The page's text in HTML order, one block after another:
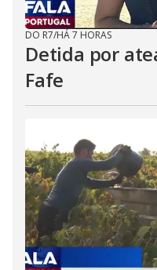
DO R7/HÁ 7 HORAS
Detida por
Fafe